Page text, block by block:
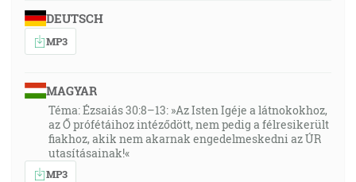
DEUTSCH
MP3
MAGYAR
Téma: Ézsaiás 30:8–13: »Az Isten Igéje a látnokokhoz,
az Ő prófétáihoz intéződött, nem pedig a félresikerült
fiakhoz, akik nem akarnak engedelmeskedni az ÚR
utasításainak!«
MP3